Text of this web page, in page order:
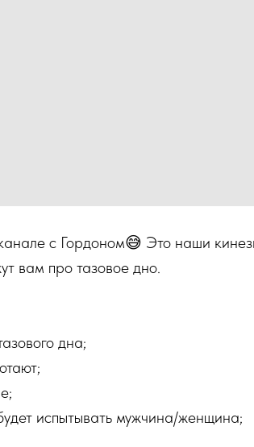
с Гордоном😅 Это наши
вам про тазовое дно.
дна;
испытывать мужчина/женщина;